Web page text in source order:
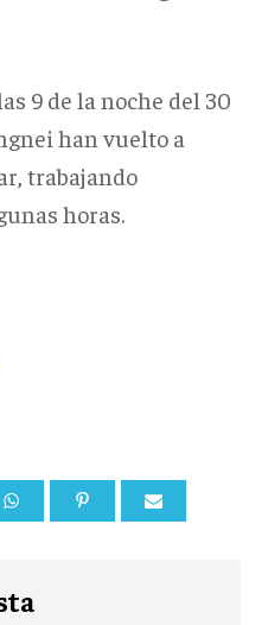
9 de la noche del 30
han vuelto a
trabajando
horas.